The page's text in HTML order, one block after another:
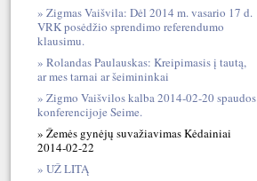
Zigmas Vaišvila: Dėl 2014 m. vasario 17 d.
VRK posėdžio sprendimo referendumo
klausimu.
Rolandas Paulauskas: Kreipimasis į tautą,
ar mes tarnai ar šeimininkai
Zigmo Vaišvilos kalba 2014-02-20 spaudos
konferencijoje Seime.
Žemės gynėjų suvažiavimas Kėdainiai
2014-02-22
UŽ LITĄ